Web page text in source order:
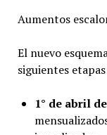
Aumentos
El nuevo
siguientes
1° de abril